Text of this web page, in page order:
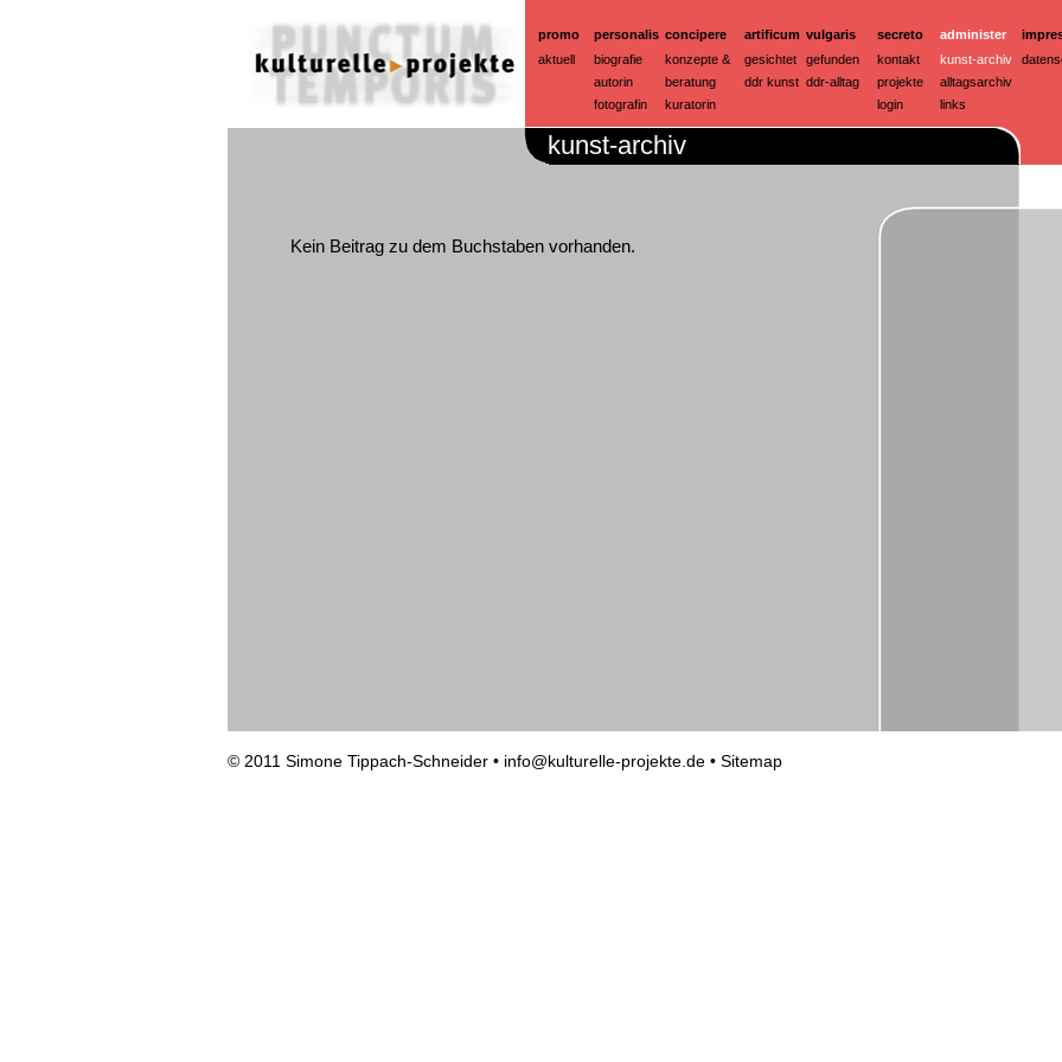
promo
aktuell
personalis
biografie
autorin
fotografin
concipere
konzepte &
beratung
kuratorin
artificum
gesichtet
ddr kunst
vulgaris
gefunden
ddr-alltag
secreto
kontakt
projekte
login
administer
kunst-archiv
alltagsarchiv
links
kunst-archiv
Kein Beitrag zu dem Buchstaben vorhanden.
© 2011 Simone Tippach-Schneider • info@kulturelle-projekte.de • Sitemap